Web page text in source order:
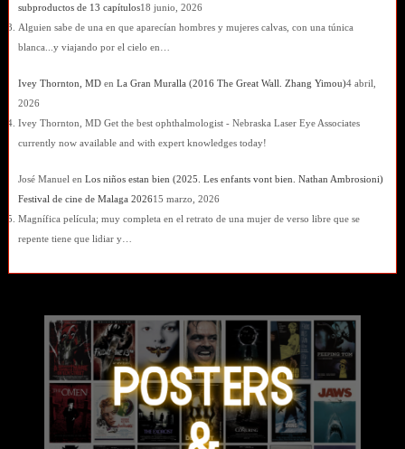
subproductos de 13 capítulos18 junio, 2026
Alguien sabe de una en que aparecían hombres y mujeres calvas, con una túnica
blanca...y viajando por el cielo en…
Ivey Thornton, MDen La Gran Muralla (2016 The Great Wall. Zhang Yimou)4 abril,
2026
Ivey Thornton, MD Get the best ophthalmologist - Nebraska Laser Eye Associates
currently now available and with expert knowledges today!
José Manuel en Los niños estan bien (2025. Les enfants vont bien. Nathan Ambrosioni)
Festival de cine de Malaga 202615 marzo, 2026
Magnífica película; muy completa en el retrato de una mujer de verso libre que se
repente tiene que lidiar y…